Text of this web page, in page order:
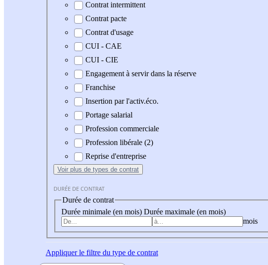
Contrat intermittent
Contrat pacte
Contrat d'usage
CUI - CAE
CUI - CIE
Engagement à servir dans la réserve
Franchise
Insertion par l'activ.éco.
Portage salarial
Profession commerciale
Profession libérale (2)
Reprise d'entreprise
Voir plus de types de contrat
DURÉE DE CONTRAT
Durée de contrat
Durée minimale (en mois) Durée maximale (en mois)
mois
Appliquerle filtre du type de contrat